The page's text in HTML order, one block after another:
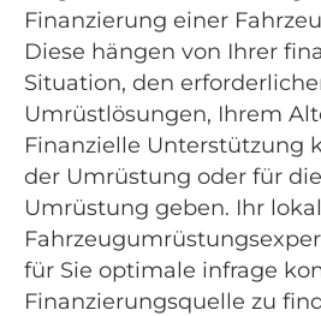
Finanzierung einer
Diese hängen von Ihrer
Situation, den
Umrüstlösungen, Ihrem
Finanzielle Unterstützung
der Umrüstung oder für
Umrüstung geben. Ihr
für Sie optimale infrage
Finanzierungsquelle zu